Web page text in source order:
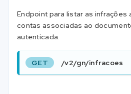
Endpoint para listar as infrações
contas associadas ao
autenticada.
GET /v2/gn/infracoes